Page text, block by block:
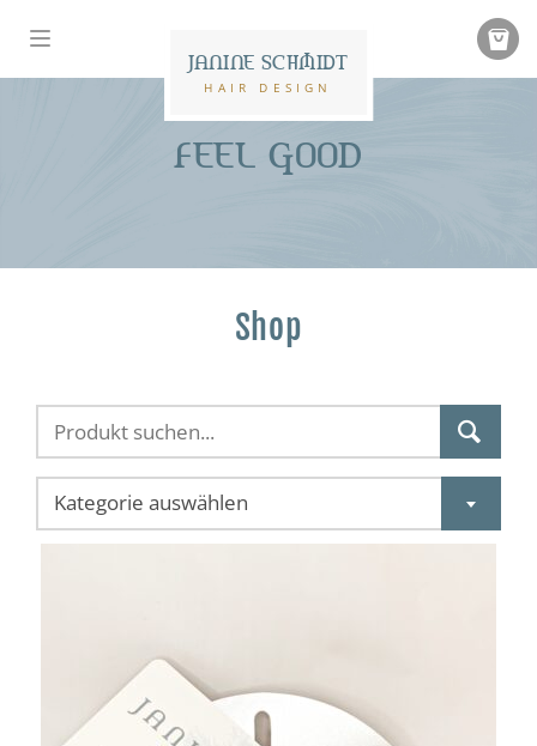
JANINE SCHMIDT
HAIR DESIGN
FEEL GOOD
Shop
Kategorie auswählen